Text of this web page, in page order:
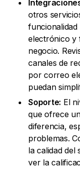
otros
electrónico y
negocio.
canales de
por correo
puedan
Soporte: El
que ofrece
diferencia,
problemas.
la calidad del
ver la